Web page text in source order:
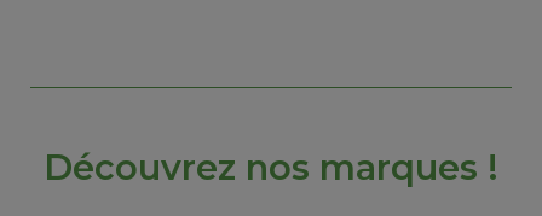
Découvrez nos marques !